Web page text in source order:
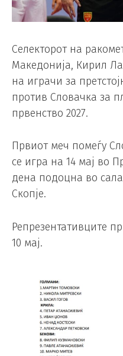
Селекторот на
Македонија, Кирил
на играчи за
против Словачка за
првенство 2027.
Првиот меч помеѓу
се игра на 14 мај во
дена подоцна во
Скопје.
Репрезентативците
10 мај.